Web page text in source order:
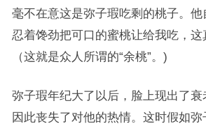
毫不在意这是弥子瑕吃剩的桃子。他
忍着馋劲把可口的蜜桃让给我吃，这
（这就是众人所谓的“余桃”。)
弥子瑕年纪大了以后，脸上现出了
因此丧失了对他的热情。这时假如